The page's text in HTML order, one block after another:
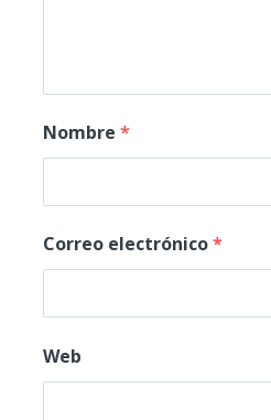
Nombre *
Correo electrónico*
Web